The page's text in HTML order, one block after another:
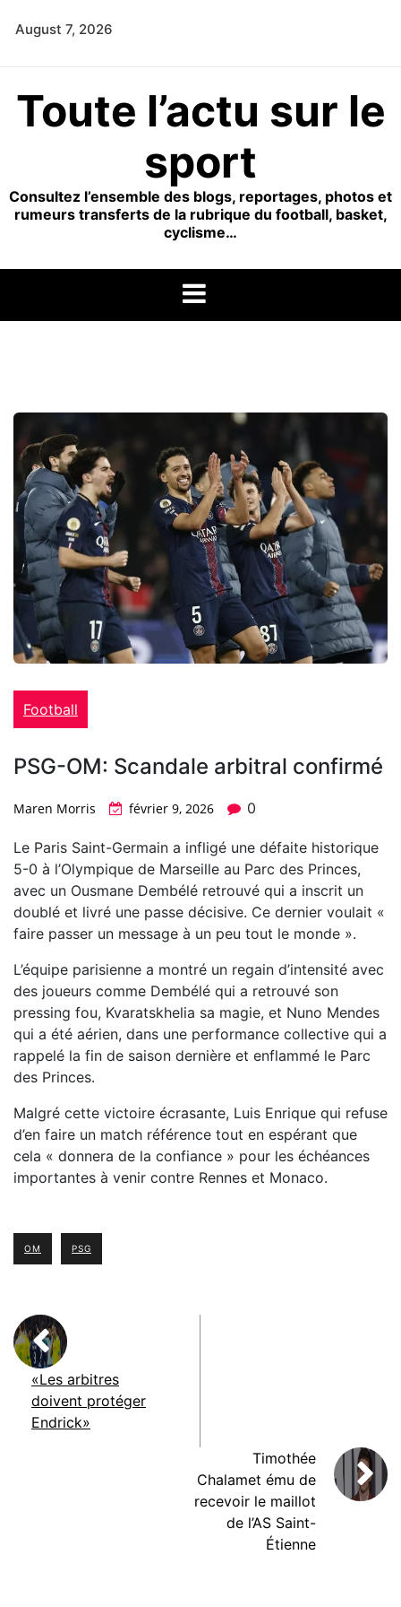
August 7, 2026
Toute l’actu sur le
sport
Consultez l’ensemble des blogs, reportages, photos et
rumeurs transferts de la rubrique du football, basket,
cyclisme…
Football
PSG-OM: Scandale arbitral confirmé
Maren Morris février 9, 2026 0
Le Paris Saint-Germain a infligé une défaite historique
5-0 à l’Olympique de Marseille au Parc des Princes,
avec un Ousmane Dembélé retrouvé qui a inscrit un
doublé et livré une passe décisive. Ce dernier voulait «
faire passer un message à un peu tout le monde ».
L’équipe parisienne a montré un regain d’intensité avec
des joueurs comme Dembélé qui a retrouvé son
pressing fou, Kvaratskhelia sa magie, et Nuno Mendes
qui a été aérien, dans une performance collective qui a
rappelé la fin de saison dernière et enflammé le Parc
des Princes.
Malgré cette victoire écrasante, Luis Enrique qui refuse
d’en faire un match référence tout en espérant que
cela « donnera de la confiance » pour les échéances
importantes à venir contre Rennes et Monaco.
OM PSG
«Les arbitres
doivent protéger
Endrick»
Timothée
Chalamet ému de
recevoir le maillot
de l’AS Saint-
Étienne